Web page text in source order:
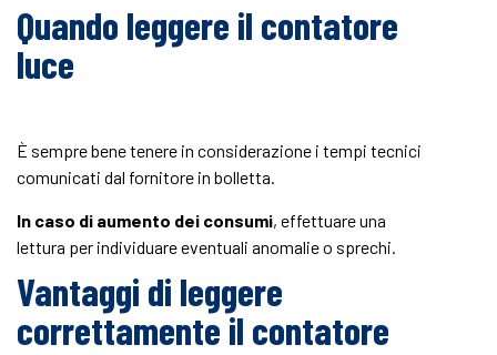
Quando leggere il contatore
luce
È sempre benetenere in considerazione i tempi tecnici
comunicati dal fornitore in bolletta.
In caso di aumento dei consumi, effettuare una
lettura per individuare eventuali anomalie o sprechi.
Vantaggi di leggere
correttamente il contatore